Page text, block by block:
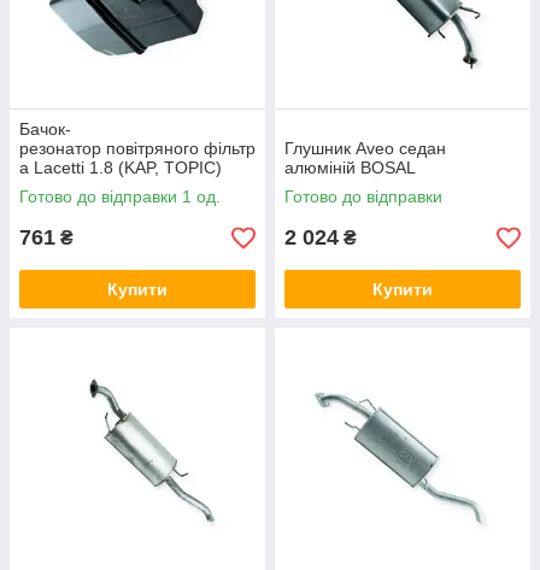
Бачок-
резонатор повітряного фільтр
а Lacetti 1.8 (KAP, TOPIC)
Готово до відправки 1 од.
761 ₴
Купити
Глушник Aveo седан
алюміній BOSAL
Готово до відправки
2 024 ₴
Купити